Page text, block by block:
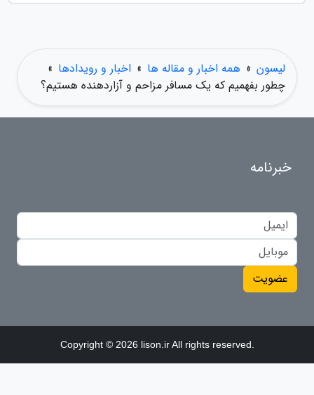
لیسون » همه اخبار و مقاله ها » اخبار و رویدادها »
چطور بفهمیم که یک مسافر مزاحم و آزاردهنده هستیم؟
خبرنامه
عضویت
Copyright © 2026 lison.ir All rights reserved.